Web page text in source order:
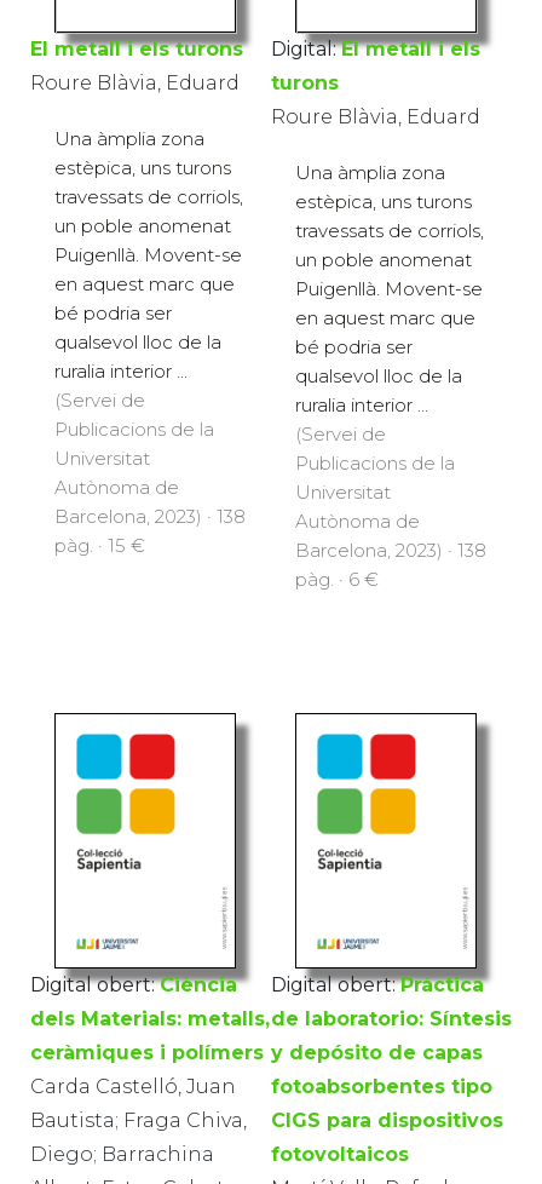
El metall i els turons
Roure Blàvia, Eduard
Una àmplia zona
estèpica, uns turons
travessats de corriols,
un poble anomenat
Puigenllà. Movent-se
en aquest marc que
bé podria ser
qualsevol lloc de la
ruralia interior ...
(Servei de
Publicacions de la
Universitat
Autònoma de
Barcelona, 2023) · 138
pàg. · 15 €
Digital: El metall i els
turons
Roure Blàvia, Eduard
Una àmplia zona
estèpica, uns turons
travessats de corriols,
un poble anomenat
Puigenllà. Movent-se
en aquest marc que
bé podria ser
qualsevol lloc de la
ruralia interior ...
(Servei de
Publicacions de la
Universitat
Autònoma de
Barcelona, 2023) · 138
pàg. · 6 €
Digital obert: Ciència
dels Materials: metalls,
ceràmiques i polímers
Carda Castelló, Juan
Bautista; Fraga Chiva,
Diego; Barrachina
Digital obert: Práctica
de laboratorio: Síntesis
y depósito de capas
fotoabsorbentes tipo
CIGS para dispositivos
fotovoltaicos